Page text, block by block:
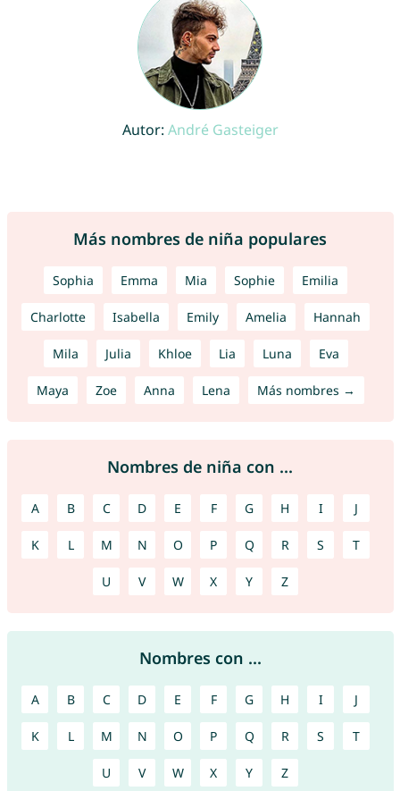
Autor: André Gasteiger
Más nombres de niña populares
Sophia Emma Mia Sophie Emilia
Charlotte Isabella Emily Amelia Hannah
Mila Julia Khloe Lia Luna Eva
Maya Zoe Anna Lena Más nombres →
Nombres de niña con ...
A B C D E F G H I J
K L M N O P Q R S T
U V W X Y Z
Nombres con ...
A B C D E F G H I J
K L M N O P Q R S T
U V W X Y Z